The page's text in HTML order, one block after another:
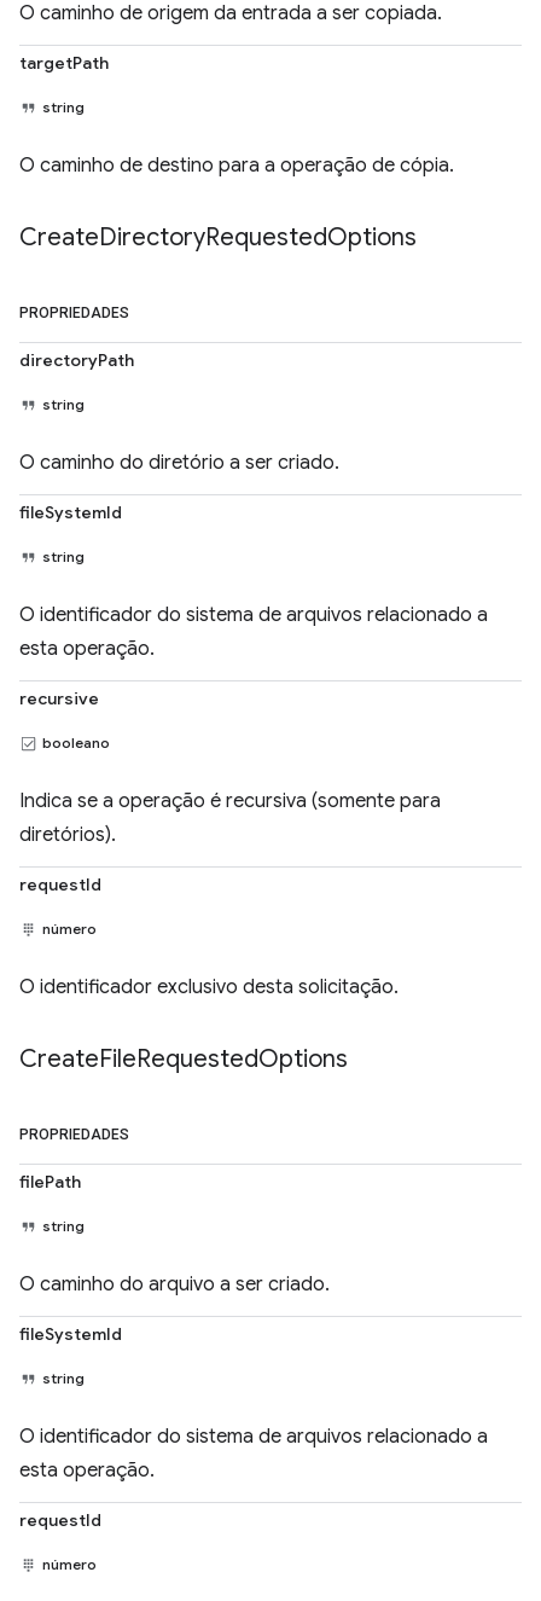
O caminho de origem da entrada a ser copiada.
targetPath
string
O caminho de destino para a operação de cópia.
CreateDirectoryRequestedOptions
PROPRIEDADES
directoryPath
string
O caminho do diretório a ser criado.
fileSystemId
string
O identificador do sistema de arquivos relacionado a
esta operação.
recursive
booleano
Indica se a operação é recursiva (somente para
diretórios).
requestId
número
O identificador exclusivo desta solicitação.
CreateFileRequestedOptions
PROPRIEDADES
filePath
string
O caminho do arquivo a ser criado.
fileSystemId
string
O identificador do sistema de arquivos relacionado a
esta operação.
requestId
número